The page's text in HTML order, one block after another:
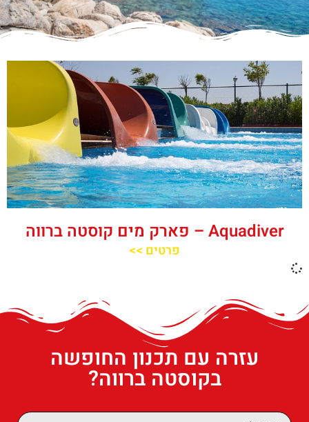
‪‪Aquadiver‬‬ – פארק מים קוסטה ברווה
פרטים >>
עזרה עם תכנון החופשה
בקוסטה ברווה?